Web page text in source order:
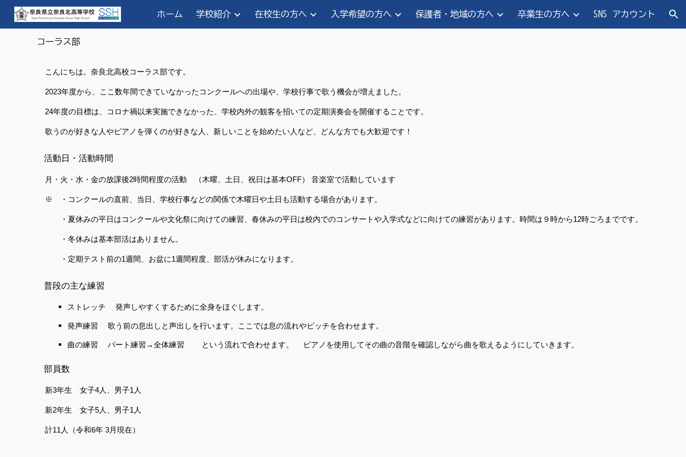
Skip to main content Skip to navigation
ホーム 学校紹介 在校生の方へ 入学希望の方へ 保護者・地域の方へ 卒業生の方へ SNS アカウント
コーラス部
こんにちは。奈良北高校コーラス部です。
2023年度から、ここ数年間できていなかったコンクールへの出場や、学校行事で歌う機会が増えました。
24年度の目標は、コロナ禍以来実施できなかった、学校内外の観客を招いての定期演奏会を開催することです。
歌うのが好きな人やピアノを弾くのが好きな人、新しいことを始めたい人など、どんな方でも大歓迎です！
活動日・活動時間
月・火・水・金の放課後2時間程度の活動 （木曜、土日、祝日は基本OFF） 音楽室で活動しています
※ ・コンクールの直前、当日、学校行事などの関係で木曜日や土日も活動する場合があります。
・夏休みの平日はコンクールや文化祭に向けての練習、春休みの平日は校内でのコンサートや入学式などに向けての練習があります。時間は９時から12時ごろまでです。
・冬休みは基本部活はありません。
・定期テスト前の1週間、お盆に1週間程度、部活が休みになります。
普段の主な練習
ストレッチ 発声しやすくするために全身をほぐします。
発声練習 歌う前の息出しと声出しを行います。ここでは息の流れやピッチを合わせます。
曲の練習 パート練習→全体練習 という流れで合わせます。 ピアノを使用してその曲の音階を確認しながら曲を歌えるようにしていきます。
部員数
新3年生 女子4人、男子1人
新2年生 女子5人、男子1人
計11人（令和6年 3月現在）